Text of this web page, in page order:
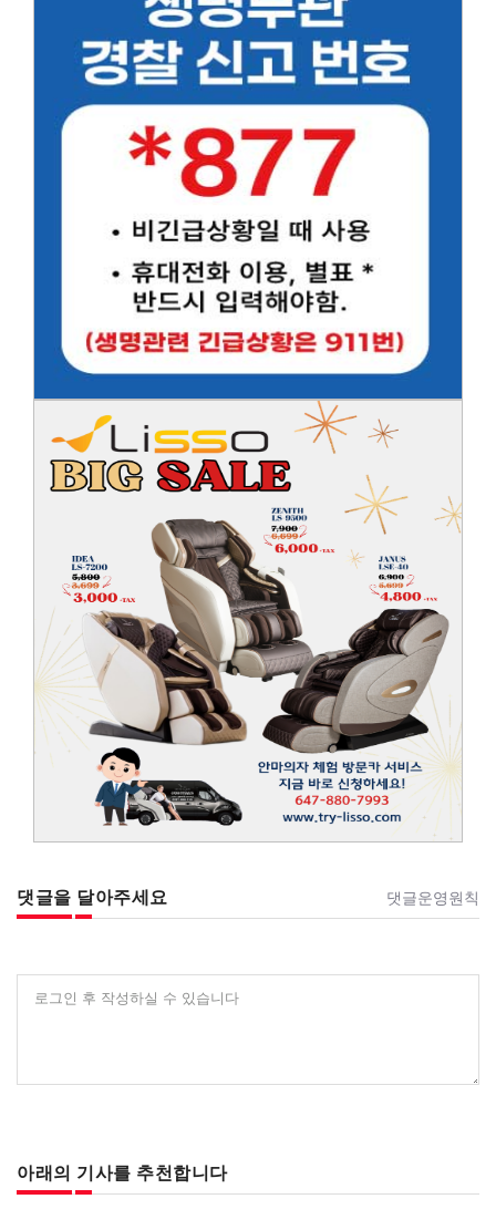
댓글을 달아주세요 댓글운영원칙
로그인 후 작성하실 수 있습니다
아래의 기사를 추천합니다